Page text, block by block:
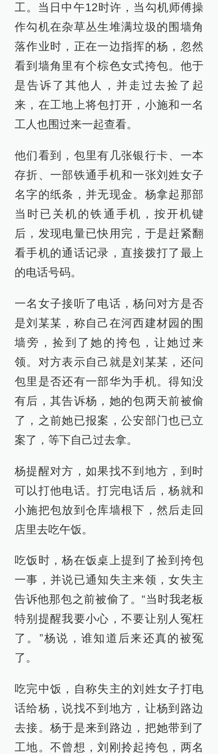
工。当日中午12时许，当勾机师傅操
作勾机在杂草丛生堆满垃圾的围墙角
落作业时，正在一边指挥的杨，忽然
看到墙角里有个棕色女式挎包。他于
是告诉了其他人，并走过去捡了起
来，在工地上将包打开，小施和一名
工人也围过来一起查看。
他们看到，包里有几张银行卡、一本
存折、一部铁通手机和一张刘姓女子
名字的纸条，并无现金。杨拿起那部
当时已关机的铁通手机，按开机键
后，发现电量已快用完，于是赶紧翻
看手机的通话记录，直接拨打了最上
的电话号码。
一名女子接听了电话，杨问对方是否
是刘某某，称自己在河西建材园的围
墙旁，捡到了她的挎包，让她过来
领。对方表示自己就是刘某某，还问
包里是否还有一部华为手机。得知没
有后，其告诉杨，她的包两天前被偷
了，之前她已报案，公安部门也已立
案了，等下自己过去拿。
杨提醒对方，如果找不到地方，到时
可以打他电话。打完电话后，杨就和
小施把包放到仓库墙根下，然后走回
店里去吃午饭。
吃饭时，杨在饭桌上提到了捡到挎包
一事，并说已通知失主来领，女失主
告诉他那包之前被偷了。“当时我老板
特别提醒我要小心，不要让别人冤枉
了。”杨说，谁知道后来还真的被冤
了。
吃完中饭，自称失主的刘姓女子打电
话给杨，说找不到地方，让杨到路边
去接。杨于是来到路边，把她带到了
工地。不曾想，刘刚拎起挎包，两名